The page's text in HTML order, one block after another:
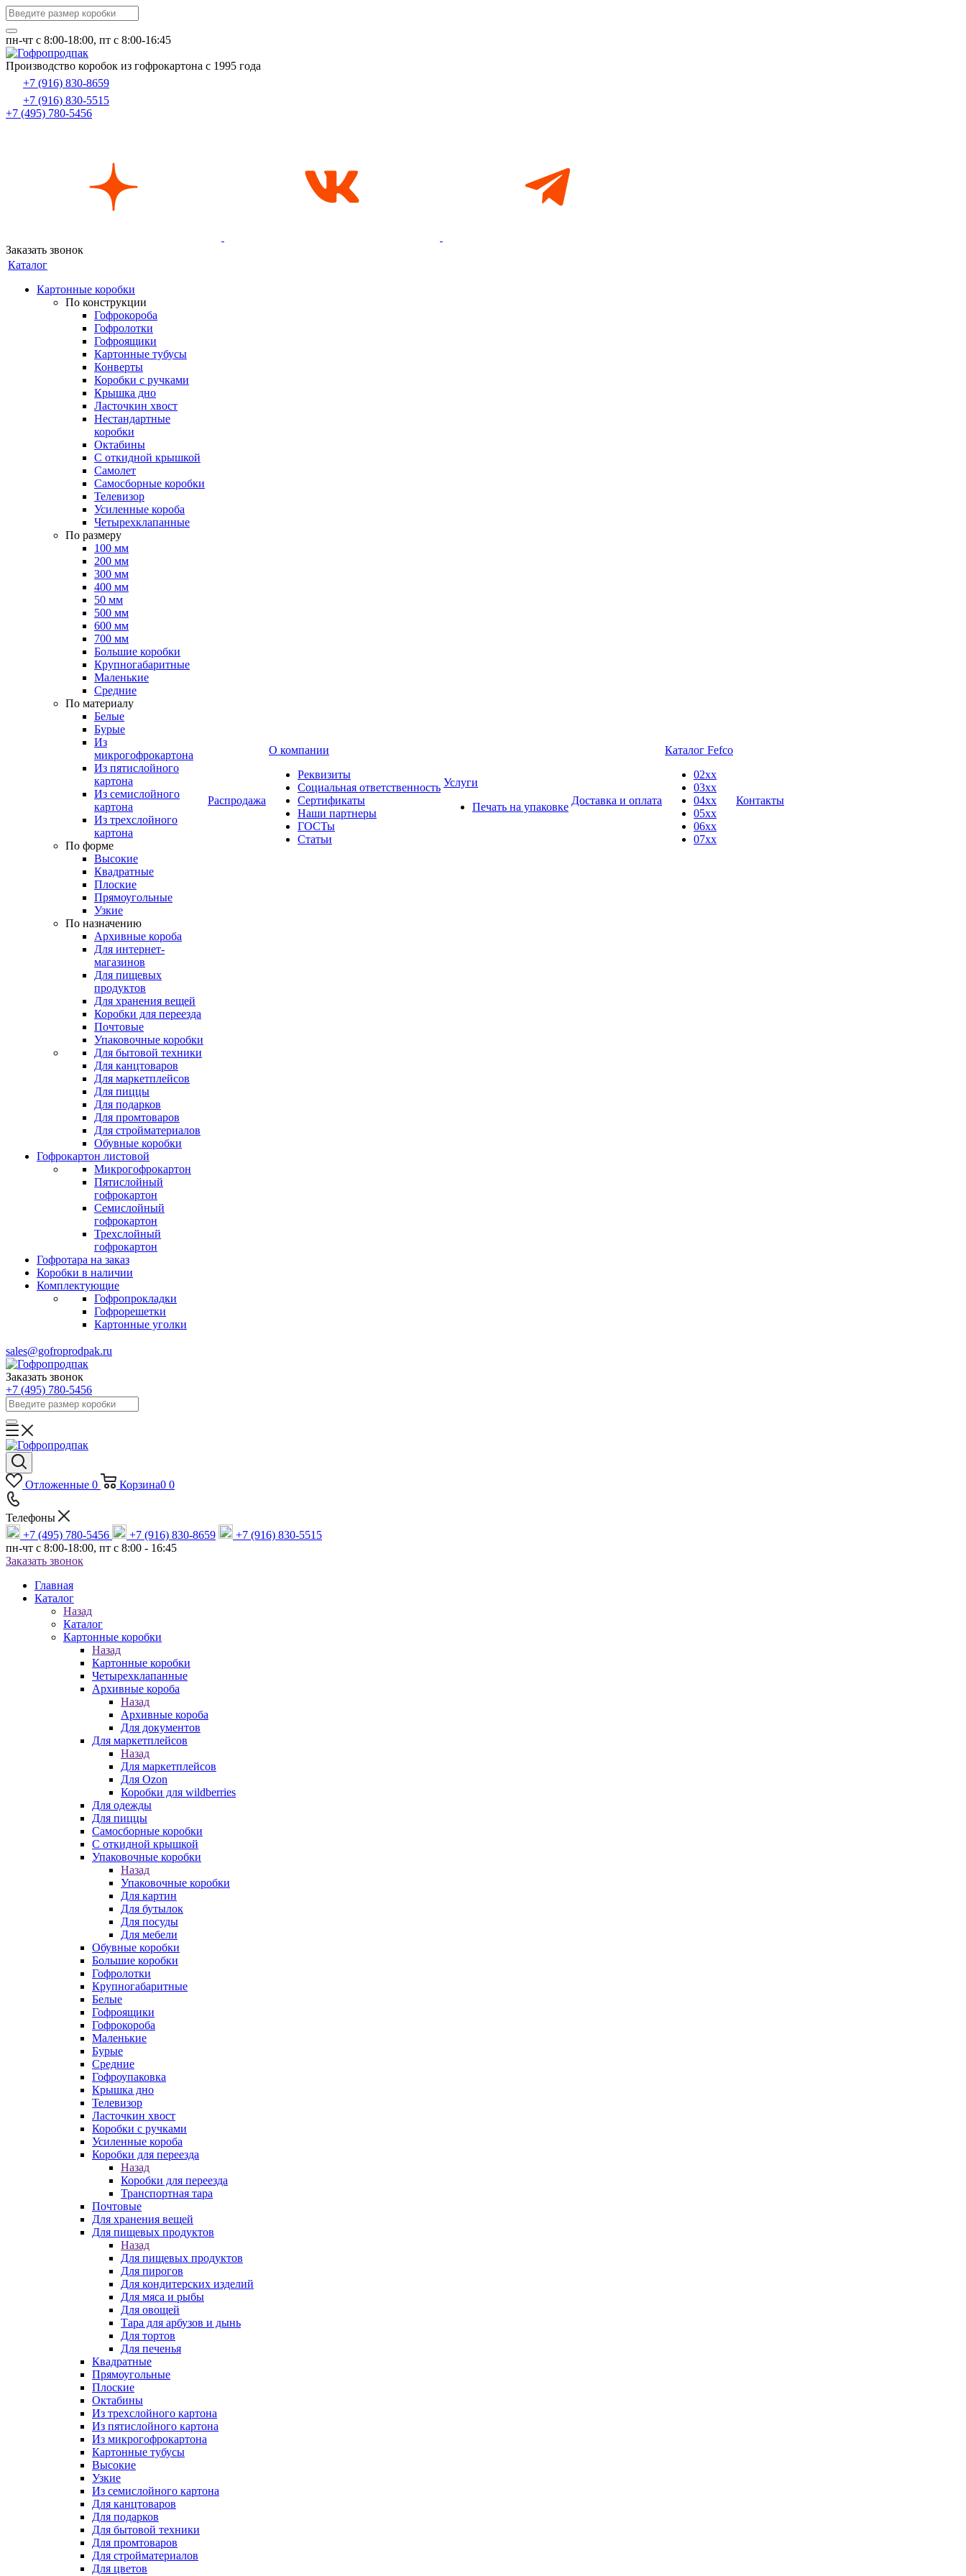
пн-чт c 8:00-18:00, пт с 8:00-16:45
Производство коробок из гофрокартона с 1995 года
+7 (916) 830-8659
+7 (916) 830-5515
+7 (495) 780-5456
Заказать звонок
Каталог
Картонные коробки
По конструкции
Гофрокороба
Гофролотки
Гофроящики
Картонные тубусы
Конверты
Коробки с ручками
Крышка дно
Ласточкин хвост
Нестандартные
коробки
Октабины
С откидной крышкой
Самолет
Самосборные коробки
Телевизор
Усиленные короба
Четырехклапанные
По размеру
100 мм
200 мм
300 мм
400 мм
50 мм
500 мм
600 мм
700 мм
Большие коробки
Крупногабаритные
Маленькие
Средние
По материалу
Белые
Бурые
Из
микрогофрокартона
Из пятислойного
картона
Из семислойного
картона
Из трехслойного
картона
По форме
Высокие
Квадратные
Плоские
Прямоугольные
Узкие
По назначению
Архивные короба
Для интернет-
магазинов
Для пищевых
продуктов
Для хранения вещей
Коробки для переезда
Почтовые
Упаковочные коробки
Для бытовой техники
Для канцтоваров
Для маркетплейсов
Для пиццы
Для подарков
Для промтоваров
Для стройматериалов
Обувные коробки
Гофрокартон листовой
Микрогофрокартон
Пятислойный
гофрокартон
Семислойный
гофрокартон
Трехслойный
гофрокартон
Гофротара на заказ
Коробки в наличии
Комплектующие
Гофропрокладки
Гофрорешетки
Картонные уголки
Распродажа
О компании
Реквизиты
Социальная ответственность
Сертификаты
Наши партнеры
ГОСТы
Статьи
Услуги
Печать на упаковке
Доставка и оплата
Каталог Fefco
02xx
03xx
04xx
05xx
06xx
07xx
Контакты
sales@gofroprodpak.ru
Заказать звонок
+7 (495) 780-5456
Отложенные 0 Корзина0 0
Телефоны
+7 (495) 780-5456
+7 (916) 830-8659
+7 (916) 830-5515
пн-чт c 8:00-18:00, пт с 8:00 - 16:45
Заказать звонок
Главная
Каталог
Назад
Каталог
Картонные коробки
Назад
Картонные коробки
Четырехклапанные
Архивные короба
Назад
Архивные короба
Для документов
Для маркетплейсов
Назад
Для маркетплейсов
Для Ozon
Коробки для wildberries
Для одежды
Для пиццы
Самосборные коробки
С откидной крышкой
Упаковочные коробки
Назад
Упаковочные коробки
Для картин
Для бутылок
Для посуды
Для мебели
Обувные коробки
Большие коробки
Гофролотки
Крупногабаритные
Белые
Гофроящики
Гофрокороба
Маленькие
Бурые
Средние
Гофроупаковка
Крышка дно
Телевизор
Ласточкин хвост
Коробки с ручками
Усиленные короба
Коробки для переезда
Назад
Коробки для переезда
Транспортная тара
Почтовые
Для хранения вещей
Для пищевых продуктов
Назад
Для пищевых продуктов
Для пирогов
Для кондитерских изделий
Для мяса и рыбы
Для овощей
Тара для арбузов и дынь
Для тортов
Для печенья
Квадратные
Прямоугольные
Плоские
Октабины
Из трехслойного картона
Из пятислойного картона
Из микрогофрокартона
Картонные тубусы
Высокие
Узкие
Из семислойного картона
Для канцтоваров
Для подарков
Для бытовой техники
Для промтоваров
Для стройматериалов
Для цветов